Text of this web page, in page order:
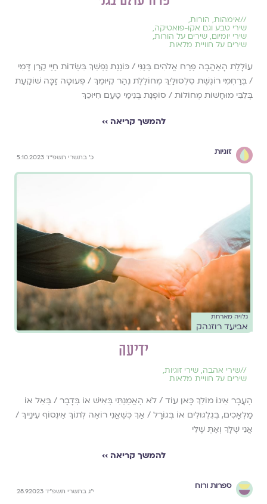
//אימהות, הורות,
שירי טבע וגם אקו-פואטיקה,
שירי יומיום, שירים על הורות,
שירים על חוויית מלאות
עוֹלָלַת הָאַהֲבָה פֶּרַח אֱלֹהִים בְּגַנִּי / כּוֹנֶנֶת נַפְשֵׁךְ בִּשְׂדוֹת חַיַּי קֶרֶן דָּמִי
/ בְּרַחְמִי רוֹגֶשֶׁת סִלְסוּלַיִךְ מְחוֹלֶלֶת נְהַר קִיּוּמֵךְ / פְּעוּטָה זַכָּה שׁוֹקַעַת
בְּלִבִּי מוּחָשׁוֹת מְחוֹלוֹת / סוֹפֶנֶת בְּנִימַי טַעַם חִיּוּכֵךְ
להמשך קריאה ››
זוגיות
כ׳ בתשרי תשפ״ד 5.10.2023
גלויה מארחת
אביעד רוזנהק
ידיעה
//שירי אהבה, שירי זוגיות,
שירים על חוויית מלאות
הֶעָבָר אֵינוֹ מוֹלֵךְ כָּאן עוֹד / לֹא הֶאֱמַנְתִּי בְּאִישׁ אוֹ בְּדָבָר / בְּאֵל אוֹ
מַלְאָכִים, בְּגִלְגּוּלִים אוֹ בְּגוֹרָל / אַךְ כְּשֶׁאֲנִי רוֹאֶה לְתוֹךְ אֵינְסוֹף עֵינַיִיךְ /
אֲנִי שֶׁלָּךְ וְאַתְּ שֶׁלִּי
להמשך קריאה ››
ספרות ורוח
י״ג בתשרי תשפ״ד 28.9.2023